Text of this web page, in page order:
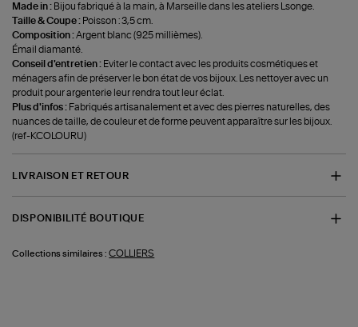
Made in : Bijou fabriqué à la main, à Marseille dans les ateliers Lsonge.
Taille & Coupe : Poisson : 3,5 cm.
Composition :Argent blanc (925 millièmes).
Émail diamanté.
Conseil d'entretien : Eviter le contact avec les produits cosmétiques et
ménagers afin de préserver le bon état de vos bijoux. Les nettoyer avec un
produit pour argenterie leur rendra tout leur éclat.
Plus d'infos : Fabriqués artisanalement et avec des pierres naturelles, des
nuances de taille, de couleur et de forme peuvent apparaître sur les bijoux.
(ref-KCOLOURU)
LIVRAISON ET RETOUR
DISPONIBILITÉ BOUTIQUE
Collections similaires : COLLIERS